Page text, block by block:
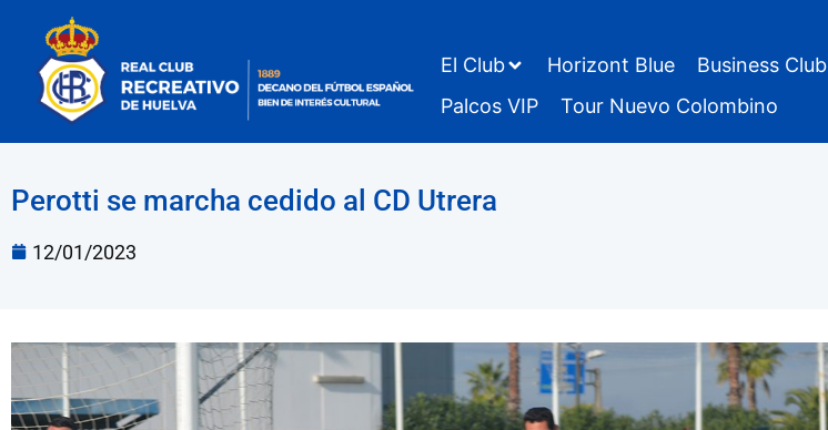
El Club Horizont Blue Business Club
Palcos VIP
Tour Nuevo Colombino
Perotti se marcha cedido al CD Utrera
12/01/2023